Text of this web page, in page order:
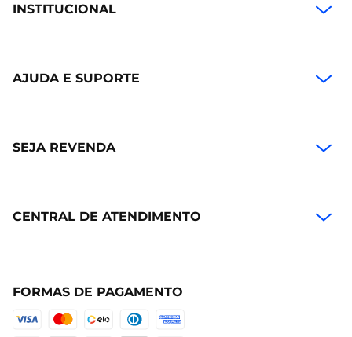
INSTITUCIONAL
AJUDA E SUPORTE
SEJA REVENDA
CENTRAL DE ATENDIMENTO
FORMAS DE PAGAMENTO